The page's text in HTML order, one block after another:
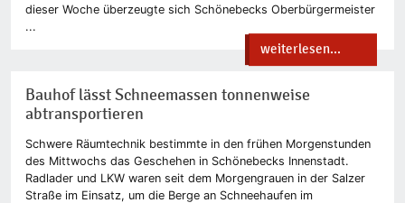
dieser Woche überzeugte sich Schönebecks Oberbürgermeister
...
weiterlesen...
Bauhof lässt Schneemassen tonnenweise
abtransportieren
Schwere Räumtechnik bestimmte in den frühen Morgenstunden
des Mittwochs das Geschehen in Schönebecks Innenstadt.
Radlader und LKW waren seit dem Morgengrauen in der Salzer
Straße im Einsatz, um die Berge an Schneehaufen im